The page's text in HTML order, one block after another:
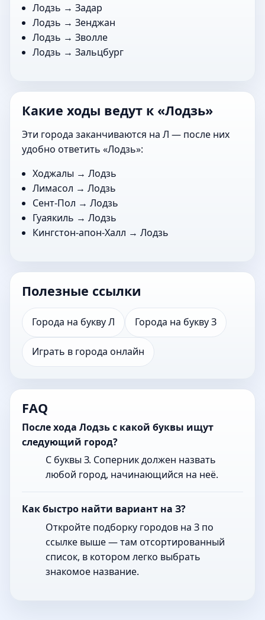
Лодзь →Задар
Лодзь →Зенджан
Лодзь →Зволле
Лодзь →Зальцбург
Какие ходы ведут к «Лодзь»
Эти города заканчиваются на Л — после них
удобно ответить «Лодзь»:
Ходжалы → Лодзь
Лимасол → Лодзь
Сент-Пол → Лодзь
Гуаякиль → Лодзь
Кингстон-апон-Халл → Лодзь
Полезные ссылки
Города на букву Л Города на букву З
Играть в города онлайн
FAQ
После хода Лодзь с какой буквы ищут
следующий город?
С буквы З. Соперник должен назвать
любой город, начинающийся на неё.
Как быстро найти вариант на З?
Откройте подборку городов на З по
ссылке выше — там отсортированный
список, в котором легко выбрать
знакомое название.